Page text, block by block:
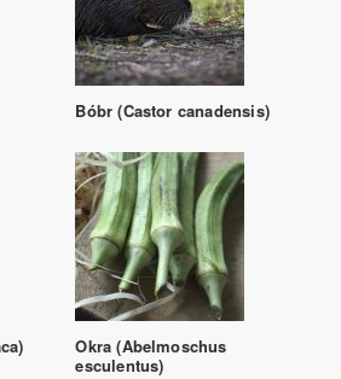
Bóbr (Castor canadensis)
Okra (Abelmoschus
esculentus)